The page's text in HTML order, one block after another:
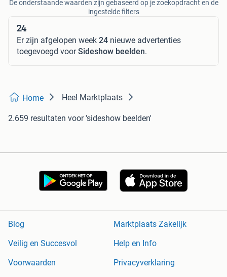
De onderstaande waarden zijn gebaseerd op je zoekopdracht en de
ingestelde filters
24
Er zijn afgelopen week 24 nieuwe advertenties
toegevoegd voorSideshow beelden.
Home Heel Marktplaats
2.659 resultaten voor 'sideshow beelden'
Blog
Marktplaats Zakelijk
Veilig en Succesvol
Help en Info
Voorwaarden
Privacyverklaring